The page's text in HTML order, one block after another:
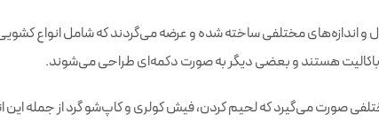
و اندازه‌های مختلفی ساخته شده و عرضه می‌گردند که شامل انواع
هستند و بعضی دیگر به صورت دکمه‌ای طراحی می‌شوند.
صورت می‌گیرد که لحیم کردن، فیش کولری و کاپ‌شو گرد از جمله این